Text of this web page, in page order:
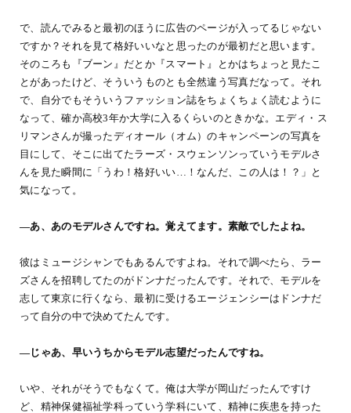
で、読んでみると最初のほうに広告のページが入ってるじゃない
ですか？それを見て格好いいなと思ったのが最初だと思います。
そのころも『ブーン』だとか『スマート』とかはちょっと見たこ
とがあったけど、そういうものとも全然違う写真だなって。それ
で、自分でもそういうファッション誌をちょくちょく読むように
なって、確か高校3年か大学に入るくらいのときかな。エディ・ス
リマンさんが撮ったディオール（オム）のキャンペーンの写真を
目にして、そこに出てたラーズ・スウェンソンっていうモデルさ
んを見た瞬間に「うわ！格好いい…！なんだ、この人は！？」と
気になって。
―あ、あのモデルさんですね。覚えてます。素敵でしたよね。
彼はミュージシャンでもあるんですよね。それで調べたら、ラー
ズさんを招聘してたのがドンナだったんです。それで、モデルを
志して東京に行くなら、最初に受けるエージェンシーはドンナだ
って自分の中で決めてたんです。
―じゃあ、早いうちからモデル志望だったんですね。
いや、それがそうでもなくて。俺は大学が岡山だったんですけ
ど、精神保健福祉学科っていう学科にいて、精神に疾患を持った